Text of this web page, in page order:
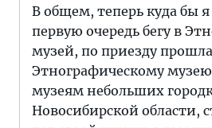
В общем, теперь куда бы я
первую очередь бегу в
музей, по приезду
Этнографическому
музеям небольших
Новосибирской области,